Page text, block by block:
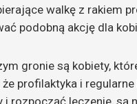
walkę z rakiem
podobną akcję dla
gronie są kobiety,
że profilaktyka i
i rozpocząć leczenie, są